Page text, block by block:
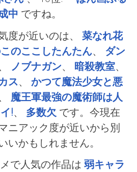
中 ですね。
度が近いのは、 菜なれ花
のここしたんたん、 ダン
ノブナガン、 暗殺教室、
ス、 かつて魔法少女と悪
魔王軍最強の魔術師は人
!、 多数欠 です。今現在
ニアック度が近いから別
いかもしれません。
で人気の作品は 弱キャラ